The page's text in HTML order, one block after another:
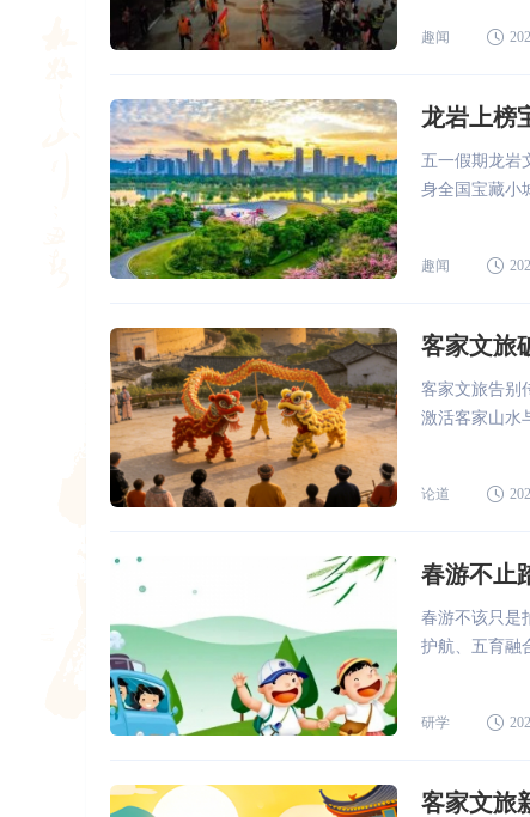
趣闻
龙岩上榜
五一假期龙岩
身全国宝藏小
趣闻
客家文旅
客家文旅告别
激活客家山水
论道
春游不止
春游不该只是
护航、五育融
研学
客家文旅